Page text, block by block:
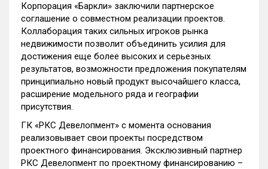
Корпорация «Баркли» заключили партнерское
соглашение о совместном реализации проектов.
Коллаборация таких сильных игроков рынка
недвижимости позволит объединить усилия для
достижения еще более высоких и серьезных
результатов, возможности предложения покупателям
принципиально новый продукт высочайшего класса,
расширение модельного ряда и географии
присутствия.
ГК «РКС Девелопмент» с момента основания
реализовывает свои проекты посредством
проектного финансирования. Эксклюзивный партнер
РКС Девелопмент по проектному финансированию –